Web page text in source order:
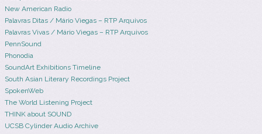
New American Radio
Palavras Ditas / Mário Viegas – RTP Arquivos
Palavras Vivas / Mário Viegas – RTP Arquivos
PennSound
Phonodia
SoundArt Exhibitions Timeline
South Asian Literary Recordings Project
SpokenWeb
The World Listening Project
THINK about SOUND
UCSB Cylinder Audio Archive